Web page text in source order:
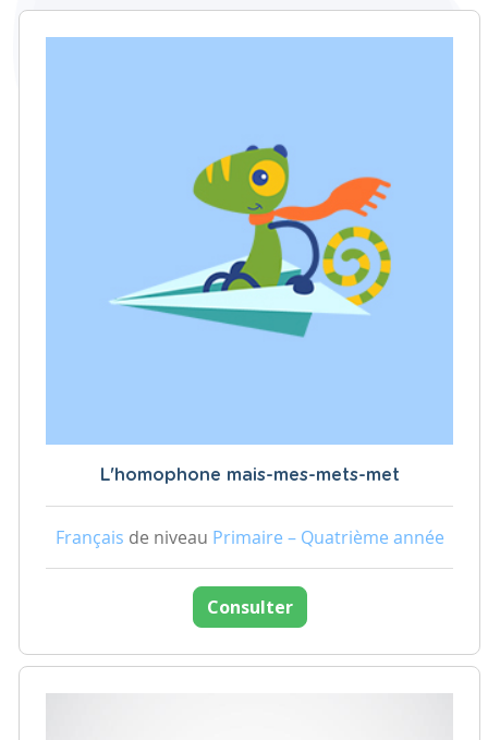
L'homophone mais-mes-mets-met
Français de niveau Primaire – Quatrième année
Consulter